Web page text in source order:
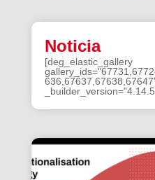
Noticia
[deg_elastic_gallery